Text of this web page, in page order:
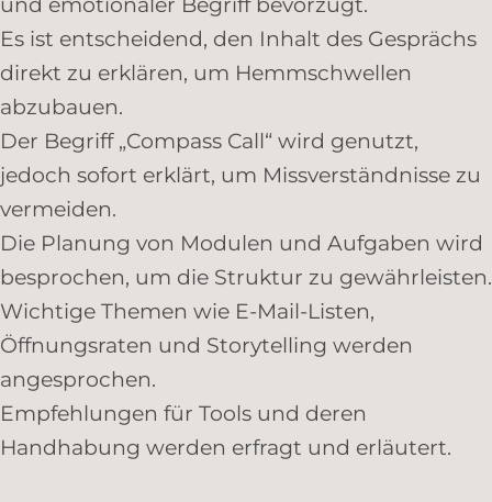
und emotionaler Begriff bevorzugt.
Es ist entscheidend, den Inhalt des Gesprächs
direkt zu erklären, um Hemmschwellen
abzubauen.
Der Begriff „Compass Call“ wird genutzt,
jedoch sofort erklärt, um Missverständnisse zu
vermeiden.
Die Planung von Modulen und Aufgaben wird
besprochen, um die Struktur zu gewährleisten.
Wichtige Themen wie E-Mail-Listen,
Öffnungsraten und Storytelling werden
angesprochen.
Empfehlungen für Tools und deren
Handhabung werden erfragt und erläutert.